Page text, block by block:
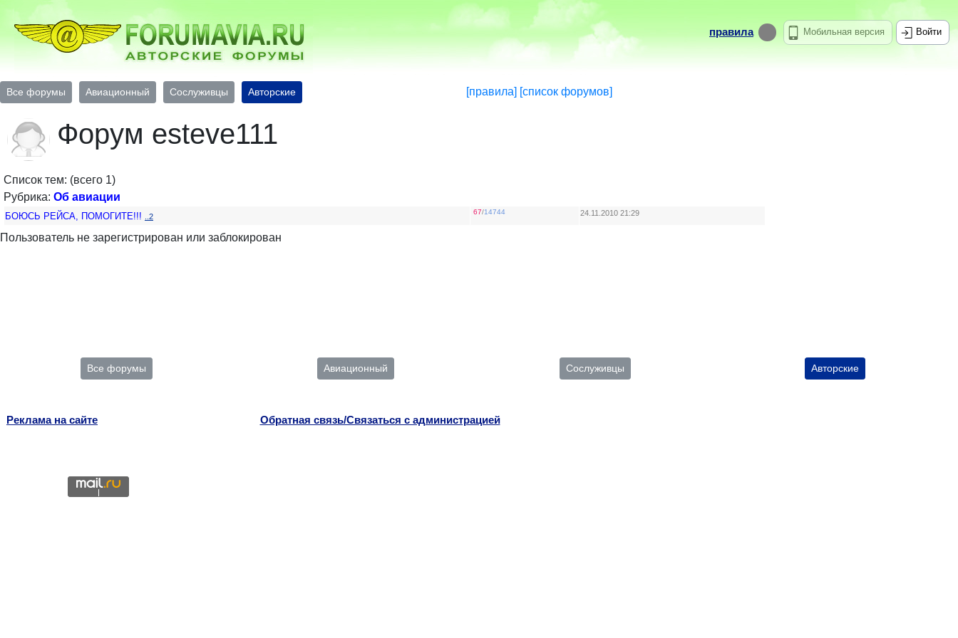
Мобильная версия
правила Войти
Все форумы Авиационный Сослуживцы Авторские [правила] [список форумов]
Форум esteve111
Список тем: (всего 1)
Рубрика: Об авиации
БОЮСЬ РЕЙСА, ПОМОГИТЕ!!! ..2
67/14744 24.11.2010 21:29
Пользователь не зарегистрирован или заблокирован
Все форумы Авиационный Сослуживцы Авторские
Реклама на сайте Обратная связь/Связаться с администрацией